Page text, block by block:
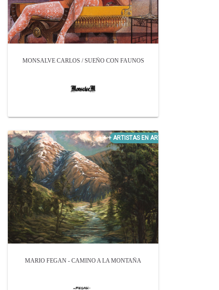
MONSALVE CARLOS / SUEÑO CON FAUNOS
MARIO FEGAN - CAMINO A LA MONTAÑA